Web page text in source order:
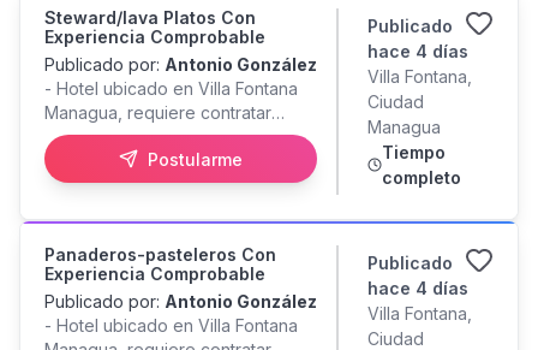
Sin filas, sin perder tiempo de
trabajo y directamente desde tu
celular. No regales el dinero que
tanto te cuesta ganar. Envianos la
foto de tu recibo por WhatsApp al
y te decimos de inmediato si
podés reclamar.
Ofrecemos; Salario + Propina +
INSS + Alimentación + Transporte
en Horarios Nocturnos + Otros
Beneficios. - Envíe su CV por este
medio por este medio para ser
considerado Candidato a la
Vacante o escribanos al
Whatsapp # .
Steward/lava Platos Con
Experiencia Comprobable
Publicado por: Antonio González
- Hotel ubicado en Villa Fontana
Managua, requiere contratar
Supervisores de Cocina,
Cocineros y Steward con
Experiencia comprobable. -
Ofrecemos; Salario + Propina +
INSS + Alimentación + Transporte
en Horarios Nocturnos + Otros
Beneficios. - Envíe su CV por este
Postularme
Publicado
hace 4 días
Villa Fontana,
Ciudad
Managua
Tiempo
completo
Panaderos-pasteleros Con
Experiencia Comprobable
Publicado por: Antonio González
- Hotel ubicado en Villa Fontana
Publicado
hace 4 días
Villa Fontana,
Ciudad